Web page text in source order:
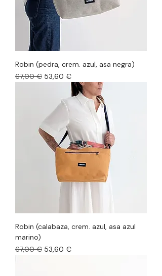
Robin (pedra, crem. azul, asa negra)
Precio
67,00 € Precio de oferta
53,60 €
Robin (calabaza, crem. azul, asa azul
marino)
Precio
67,00 € Precio de oferta
53,60 €